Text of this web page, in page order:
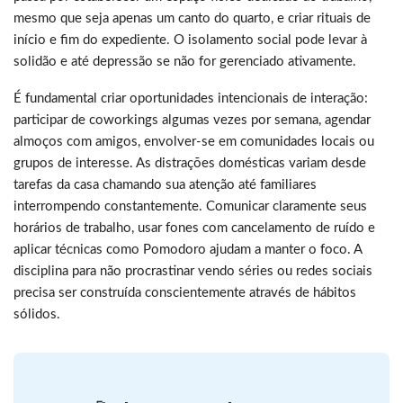
mesmo que seja apenas um canto do quarto, e criar rituais de
início e fim do expediente. O isolamento social pode levar à
solidão e até depressão se não for gerenciado ativamente.
É fundamental criar oportunidades intencionais de interação:
participar de coworkings algumas vezes por semana, agendar
almoços com amigos, envolver-se em comunidades locais ou
grupos de interesse. As distrações domésticas variam desde
tarefas da casa chamando sua atenção até familiares
interrompendo constantemente. Comunicar claramente seus
horários de trabalho, usar fones com cancelamento de ruído e
aplicar técnicas como Pomodoro ajudam a manter o foco. A
disciplina para não procrastinar vendo séries ou redes sociais
precisa ser construída conscientemente através de hábitos
sólidos.